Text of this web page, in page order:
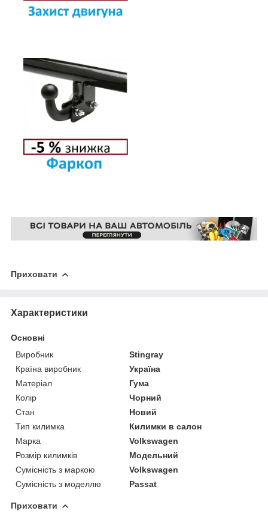
Приховати
Характеристики
Основні
Виробник
Stingray
Країна виробник
Україна
Матеріал
Гума
Колір
Чорний
Стан
Новий
Тип килимка
Килимки в салон
Марка
Volkswagen
Розмір килимків
Модельний
Сумісність з маркою
Volkswagen
Сумісність з моделлю
Passat
Приховати